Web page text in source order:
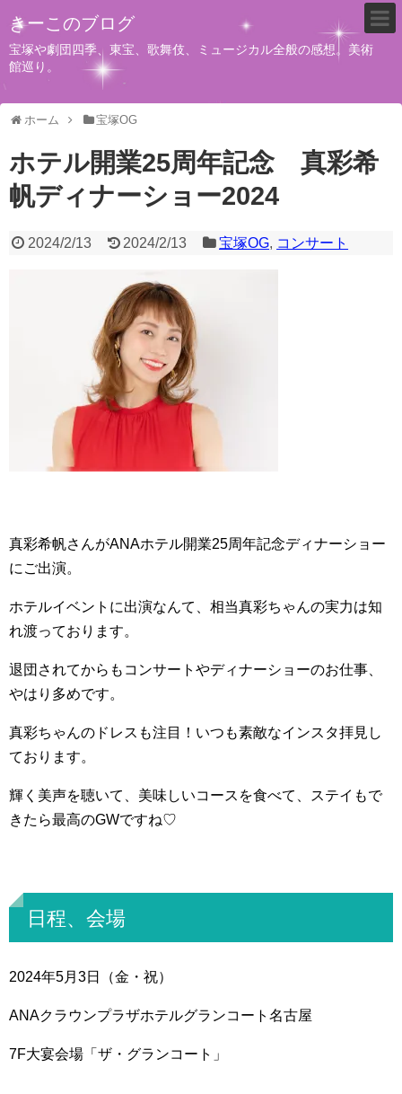
きーこのブログ
宝塚や劇団四季、東宝、歌舞伎、ミュージカル全般の感想。美術
館巡り。
ホーム 宝塚OG
ホテル開業25周年記念 真彩希
帆ディナーショー2024
2024/2/13 2024/2/13 宝塚OG, コンサート
真彩希帆さんがANAホテル開業25周年記念ディナーショー
にご出演。
ホテルイベントに出演なんて、相当真彩ちゃんの実力は知
れ渡っております。
退団されてからもコンサートやディナーショーのお仕事、
やはり多めです。
真彩ちゃんのドレスも注目！いつも素敵なインスタ拝見し
ております。
輝く美声を聴いて、美味しいコースを食べて、ステイもで
きたら最高のGWですね♡
日程、会場
2024年5月3日（金・祝）
ANAクラウンプラザホテルグランコート名古屋
7F大宴会場「ザ・グランコート」